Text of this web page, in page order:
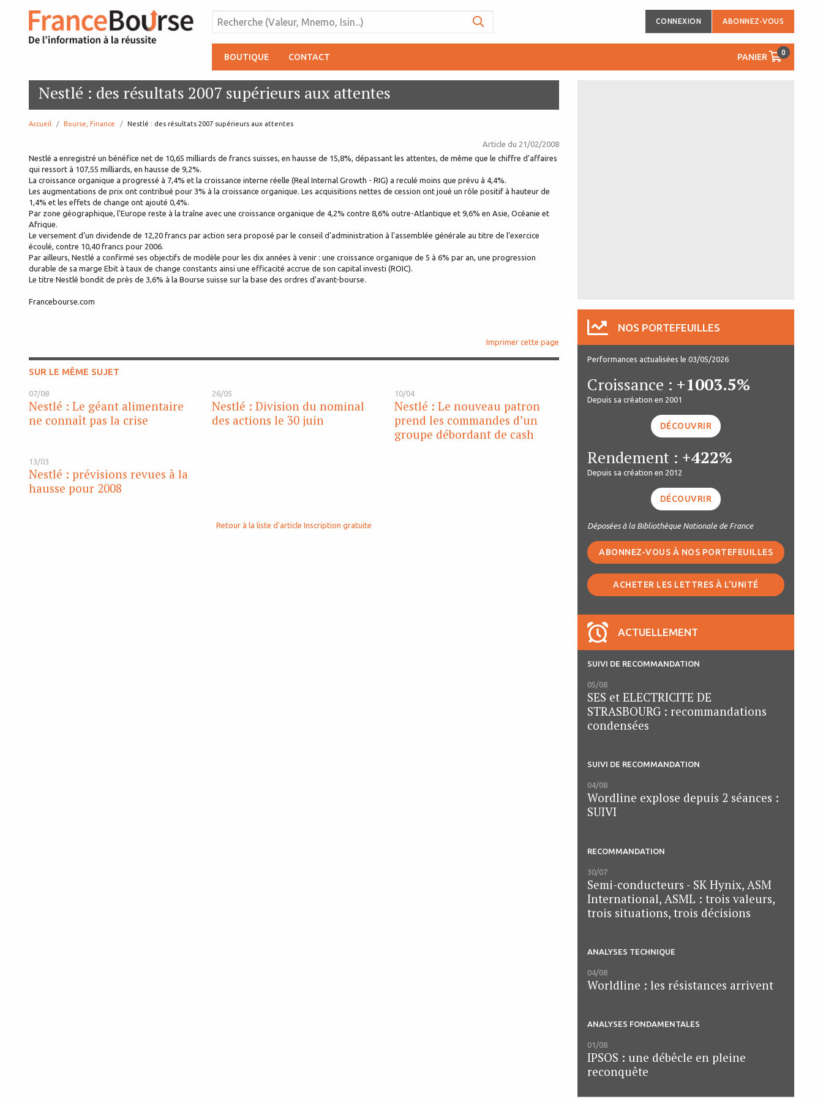
CONNEXION ABONNEZ-VOUS
BOUTIQUE CONTACT PANIER 0
Nestlé : des résultats 2007 supérieurs aux attentes
Accueil Bourse, Finance page:
Nestlé : des résultats 2007 supérieurs aux attentes
Article du 21/02/2008
Nestlé a enregistré un bénéfice net de 10,65 milliards de francs suisses, en hausse de 15,8%, dépassant les attentes, de même que le chiffre d'affaires
qui ressort à 107,55 milliards, en hausse de 9,2%.
La croissance organique a progressé à 7,4% et la croissance interne réelle (Real Internal Growth - RIG) a reculé moins que prévu à 4,4%.
Les augmentations de prix ont contribué pour 3% à la croissance organique. Les acquisitions nettes de cession ont joué un rôle positif à hauteur de
1,4% et les effets de change ont ajouté 0,4%.
Par zone géographique, l'Europe reste à la traîne avec une croissance organique de 4,2% contre 8,6% outre-Atlantique et 9,6% en Asie, Océanie et
Afrique.
Le versement d’un dividende de 12,20 francs par action sera proposé par le conseil d'administration à l'assemblée générale au titre de l'exercice
écoulé, contre 10,40 francs pour 2006.
Par ailleurs, Nestlé a confirmé ses objectifs de modèle pour les dix années à venir : une croissance organique de 5 à 6% par an, une progression
durable de sa marge Ebit à taux de change constants ainsi une efficacité accrue de son capital investi (ROIC).
Le titre Nestlé bondit de près de 3,6% à la Bourse suisse sur la base des ordres d'avant-bourse.
Francebourse.com
Imprimer cette page
SUR LE MÊME SUJET
07/08
Nestlé : Le géant alimentaire
ne connaît pas la crise
26/05
Nestlé : Division du nominal
des actions le 30 juin
10/04
Nestlé : Le nouveau patron
prend les commandes d’un
groupe débordant de cash
13/03
Nestlé : prévisions revues à la
hausse pour 2008
Retour à la liste d'article Inscription gratuite
NOS PORTEFEUILLES
Performances actualisées le 03/05/2026
Croissance : +1003.5%
Depuis sa création en 2001
DÉCOUVRIR
Rendement : +422%
Depuis sa création en 2012
DÉCOUVRIR
Déposées à la Bibliothèque Nationale de France
ABONNEZ-VOUS À NOS PORTEFEUILLES
ACHETER LES LETTRES À L'UNITÉ
ACTUELLEMENT
SUIVI DE RECOMMANDATION
05/08
SES et ELECTRICITE DE
STRASBOURG : recommandations
condensées
SUIVI DE RECOMMANDATION
04/08
Wordline explose depuis 2 séances :
SUIVI
RECOMMANDATION
30/07
Semi-conducteurs - SK Hynix, ASM
International, ASML : trois valeurs,
trois situations, trois décisions
ANALYSES TECHNIQUE
04/08
Worldline : les résistances arrivent
ANALYSES FONDAMENTALES
01/08
IPSOS : une débêcle en pleine
reconquête